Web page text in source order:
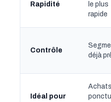
Rapidité
le plus
rapide
Contrôle
déjà
Idéal pour
Achats